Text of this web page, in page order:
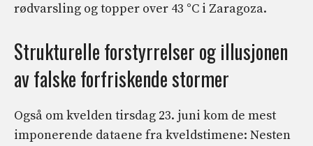
rødvarsling og topper over 43 °C i Zaragoza.
Strukturelle forstyrrelser og illusjonen
av falske forfriskende stormer
Også om kvelden tirsdag 23. juni kom de mest
imponerende dataene fra kveldstimene: Nesten